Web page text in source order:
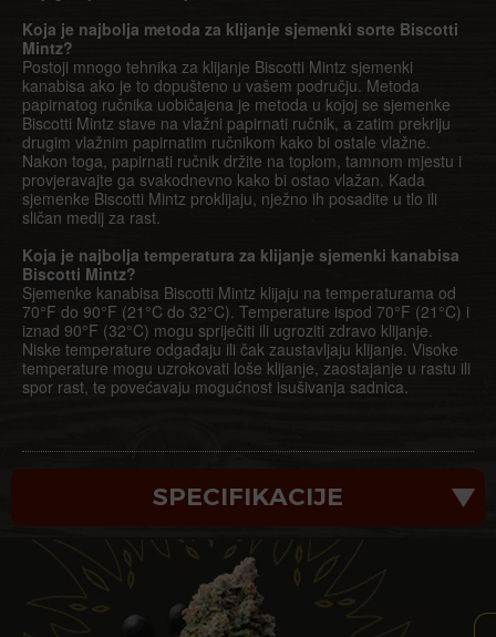
Koja je najbolja metoda za klijanje sjemenki sorte Biscotti
Mintz?
Postoji mnogo tehnika za klijanje Biscotti Mintz sjemenki
kanabisa ako je to dopušteno u vašem području. Metoda
papirnatog ručnika uobičajena je metoda u kojoj se sjemenke
Biscotti Mintz stave na vlažni papirnati ručnik, a zatim prekriju
drugim vlažnim papirnatim ručnikom kako bi ostale vlažne.
Nakon toga, papirnati ručnik držite na toplom, tamnom mjestu i
provjeravajte ga svakodnevno kako bi ostao vlažan. Kada
sjemenke Biscotti Mintz proklijaju, nježno ih posadite u tlo ili
sličan medij za rast.
Koja je najbolja temperatura za klijanje sjemenki kanabisa
Biscotti Mintz?
Sjemenke kanabisa Biscotti Mintz klijaju na temperaturama od
70°F do 90°F (21°C do 32°C). Temperature ispod 70°F (21°C) i
iznad 90°F (32°C) mogu spriječiti ili ugroziti zdravo klijanje.
Niske temperature odgađaju ili čak zaustavljaju klijanje. Visoke
temperature mogu uzrokovati loše klijanje, zaostajanje u rastu ili
spor rast, te povećavaju mogućnost isušivanja sadnica.
SPECIFIKACIJE